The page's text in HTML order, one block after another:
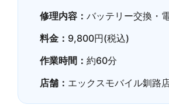
修理内容：バッテリー交換・
料金： 9,800円(税込)
作業時間：約60分
店舗： エックスモバイル釧路